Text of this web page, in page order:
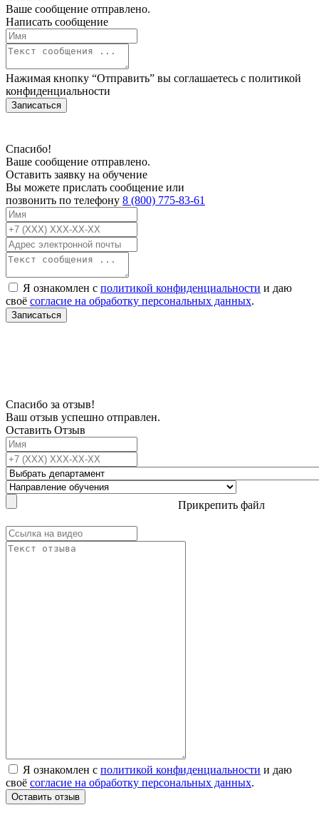
Ваше сообщение отправлено.
Написать сообщение
Нажимая кнопку “Отправить” вы соглашаетесь с политикой
конфиденциальности
Записаться
Спасибо!
Ваше сообщение отправлено.
Оставить заявку на обучение
Вы можете прислать сообщение или
позвонить по телефону 8 (800) 775-83-61
Я ознакомлен с политикой конфиденциальности и даю
своё согласие на обработку персональных данных.
Записаться
Спасибо за отзыв!
Ваш отзыв успешно отправлен.
Оставить Отзыв
Прикрепить файл
Я ознакомлен с политикой конфиденциальности и даю
своё согласие на обработку персональных данных.
Оставить отзыв